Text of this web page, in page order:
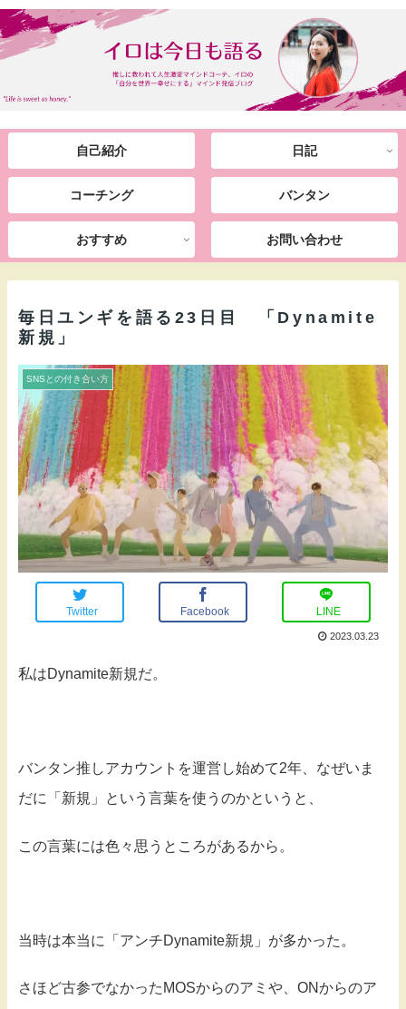
自己紹介 日記
コーチング バンタン
おすすめ お問い合わせ
毎日ユンギを語る23日目 「Dynamite
新規」
SNSとの付き合い方
Twitter Facebook LINE
2023.03.23
私はDynamite新規だ。
バンタン推しアカウントを運営し始めて2年、なぜいま
だに「新規」という言葉を使うのかというと、
この言葉には色々思うところがあるから。
当時は本当に「アンチDynamite新規」が多かった。
さほど古参でなかったMOSからのアミや、ONからのア